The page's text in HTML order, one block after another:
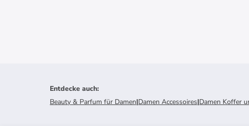
Entdecke auch:
Beauty & Parfum für Damen|Damen Accessoires|Damen Koffer